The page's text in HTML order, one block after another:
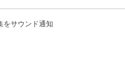
をサウンド通知